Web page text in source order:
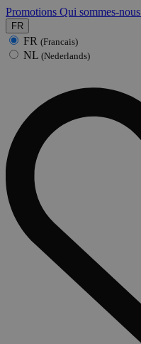
Promotions Qui sommes-nous
FR
FR (Francais)
NL (Nederlands)